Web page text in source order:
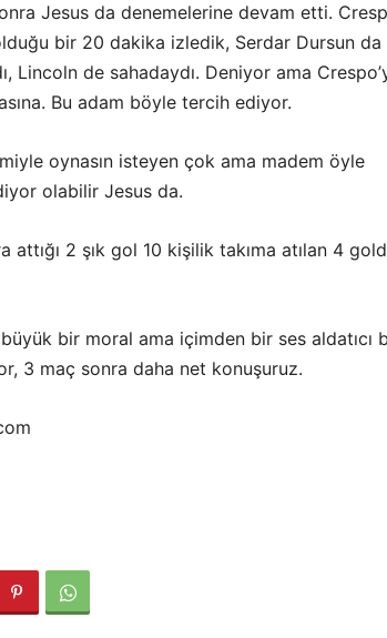
Jesus da denemelerine devam etti.
bir 20 dakika izledik, Serdar Dursun da
Lincoln de sahadaydı. Deniyor ama
Bu adam böyle tercih ediyor.
oynasın isteyen çok ama madem öyle
olabilir Jesus da.
attığı 2 şık gol 10 kişilik takıma atılan 4
bir moral ama içimden bir ses aldatıcı
3 maç sonra daha net konuşuruz.